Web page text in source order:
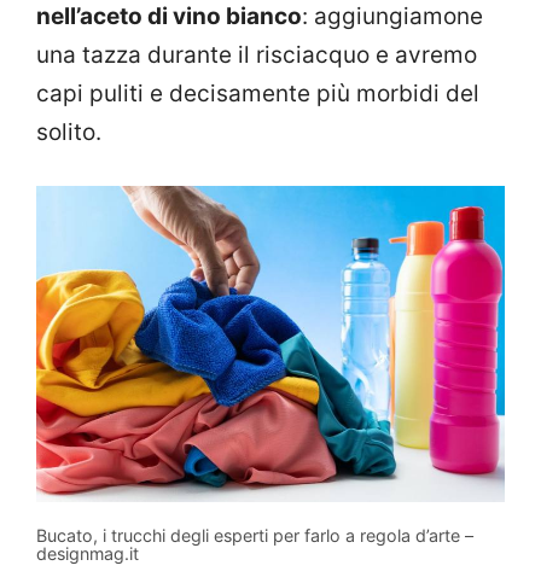
nell’aceto di vino bianco: aggiungiamone
una tazza durante il risciacquo e avremo
capi puliti e decisamente più morbidi del
solito.
Bucato, i trucchi degli esperti per farlo a regola d’arte –
designmag.it